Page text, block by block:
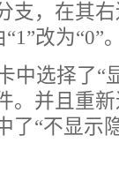
支，在其
改为“0”
中选择了“
。并且重
了“不显示